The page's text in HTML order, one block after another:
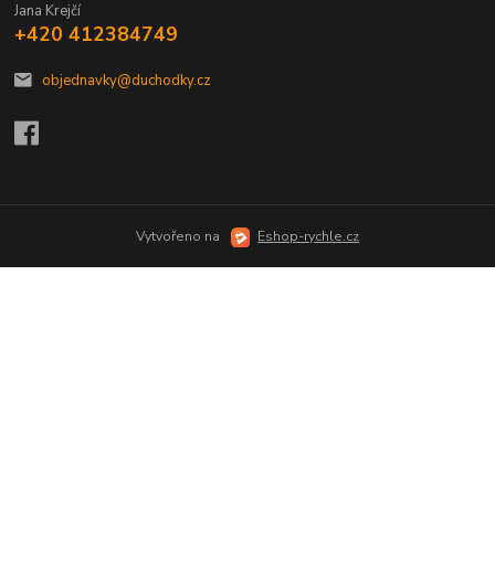
Jana Krejčí
+420 412384749
objednavky@duchodky.cz
Vytvořeno na Eshop-rychle.cz